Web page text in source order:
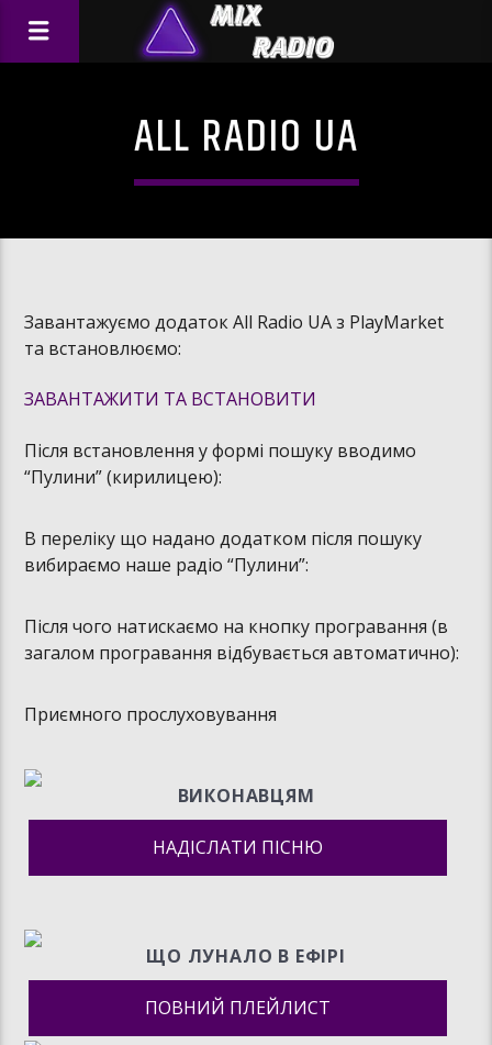
ALL RADIO UA
Завантажуємо додаток All Radio UA з PlayMarket
та встановлюємо:
ЗАВАНТАЖИТИ ТА ВСТАНОВИТИ
Після встановлення у формі пошуку вводимо
“Пулини” (кирилицею):
В переліку що надано додатком після пошуку
вибираємо наше радіо “Пулини”:
Після чого натискаємо на кнопку програвання (в
загалом програвання відбувається автоматично):
Приємного прослуховування
ВИКОНАВЦЯМ
НАДІСЛАТИ ПІСНЮ
ЩО ЛУНАЛО В ЕФIРI
ПОВНИЙ ПЛЕЙЛИСТ